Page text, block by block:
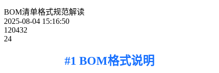
BOM清单格式规范解读
2025-08-04 15:16:50
120432
24
#1 BOM格式说明